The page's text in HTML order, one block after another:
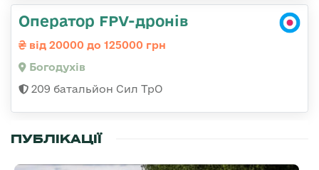
Оператор FPV-дронів
від 20000 до 125000 грн
Богодухів
209 батальйон Сил ТрО
ПУБЛІКАЦІЇ